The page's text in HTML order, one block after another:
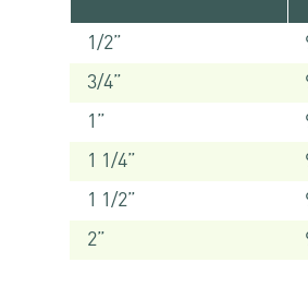
1/2”
3/4”
1”
1 1/4”
1 1/2”
2”